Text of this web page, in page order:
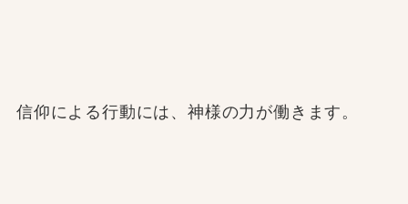
信仰による行動には、神様の力が働きます。